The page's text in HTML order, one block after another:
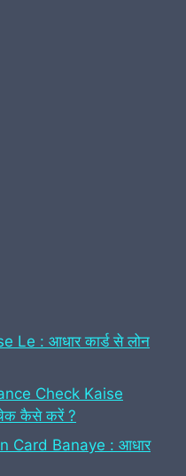
Le : आधार कार्ड से लोन
Check Kaise
कैसे करें ?
Card Banaye : आधार